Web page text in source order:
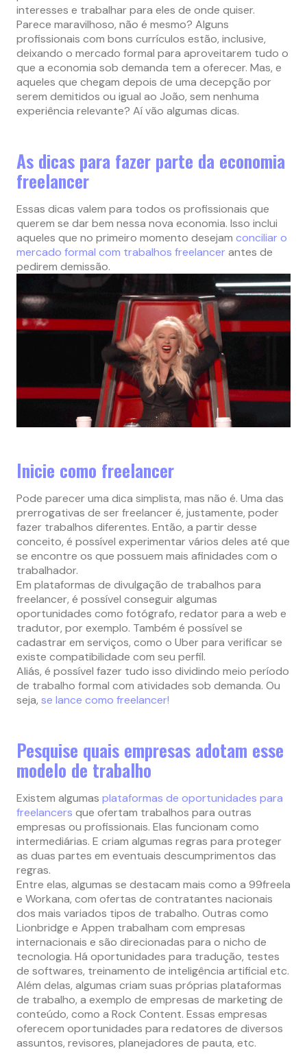
interesses e trabalhar para eles de onde quiser.
Parece maravilhoso, não é mesmo? Alguns
profissionais com bons currículos estão, inclusive,
deixando o mercado formal para aproveitarem tudo o
que a economia sob demanda tem a oferecer. Mas, e
aqueles que chegam depois de uma decepção por
serem demitidos ou igual ao João, sem nenhuma
experiência relevante? Aí vão algumas dicas.
As dicas para fazer parte da economia
freelancer
Essas dicas valem para todos os profissionais que
querem se dar bem nessa nova economia. Isso inclui
aqueles que no primeiro momento desejam conciliar o
mercado formal com trabalhos freelancerantes de
pedirem demissão.
Inicie como freelancer
Pode parecer uma dica simplista, mas não é. Uma das
prerrogativas de ser freelancer é, justamente, poder
fazer trabalhos diferentes. Então, a partir desse
conceito, é possível experimentar vários deles até que
se encontre os que possuem mais afinidades com o
trabalhador.
Em plataformas de divulgação de trabalhos para
freelancer, é possível conseguir algumas
oportunidades como fotógrafo, redator para a web e
tradutor, por exemplo. Também é possível se
cadastrar em serviços, como o Uber para verificar se
existe compatibilidade com seu perfil.
Aliás, é possível fazer tudo isso dividindo meio período
de trabalho formal com atividades sob demanda. Ou
seja, se lance como freelancer!
Pesquise quais empresas adotam esse
modelo de trabalho
Existem algumas plataformas de oportunidades para
freelancers que ofertam trabalhos para outras
empresas ou profissionais. Elas funcionam como
intermediárias. E criam algumas regras para proteger
as duas partes em eventuais descumprimentos das
regras.
Entre elas, algumas se destacam mais como a 99freela
e Workana, com ofertas de contratantes nacionais
dos mais variados tipos de trabalho. Outras como
Lionbridge e Appen trabalham com empresas
internacionais e são direcionadas para o nicho de
tecnologia. Há oportunidades para tradução, testes
de softwares, treinamento de inteligência artificial etc.
Além delas, algumas criam suas próprias plataformas
de trabalho, a exemplo de empresas de marketing de
conteúdo, como a Rock Content. Essas empresas
oferecem oportunidades para redatores de diversos
assuntos, revisores, planejadores de pauta, etc.